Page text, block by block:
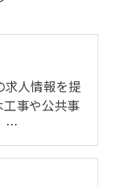
求人情報を提
事や公共事
…